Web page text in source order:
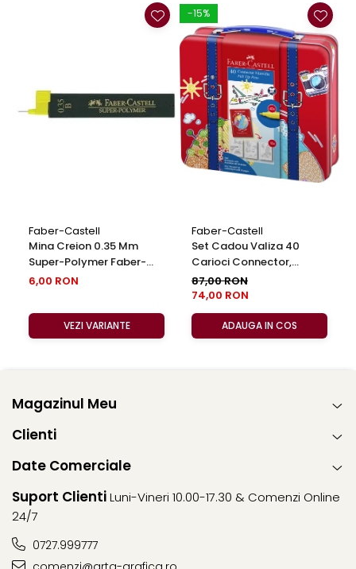
Faber-Castell
Mina Creion 0.35 Mm
Super-Polymer Faber-
Castell
6,00 RON
VEZI VARIANTE
-15%
Faber-Castell
Set Cadou Valiza 40
Carioci Connector,
Faber-Castell
87,00 RON
74,00 RON
ADAUGA IN COS
Magazinul Meu
Clienti
Date Comerciale
Suport ClientiLuni-Vineri 10.00-17.30 & Comenzi Online
24/7
0727.999777